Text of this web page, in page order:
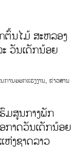
ຕົ້ນໄມ້ ສະຫລອງ
ວັນເດັກນ້ອຍ
ການອອກແຮງງານ,ຂ່າວສານ
ມສູນກາງພັກ
ກາດວັນເດັກນ້ອຍ
ງຊາດລາວ